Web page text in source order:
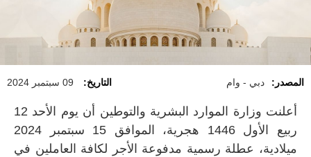
المصدر: دبي - وام التاريخ: 09 سبتمبر 2024
أعلنت وزارة الموارد البشرية والتوطين أن يوم الأحد 12
ربيع الأول 1446 هجرية، الموافق 15 سبتمبر 2024
ميلادية، عطلة رسمية مدفوعة الأجر لكافة العاملين في